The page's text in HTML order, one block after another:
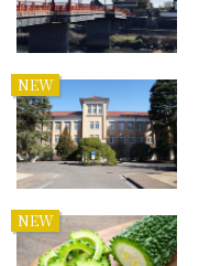
NEW
NEW